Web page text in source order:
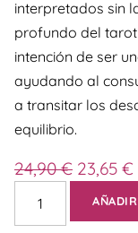
interpretados sin
profundo del
intención de ser
ayudando al
a transitar los
equilibrio.
24,90€ 23,65 €